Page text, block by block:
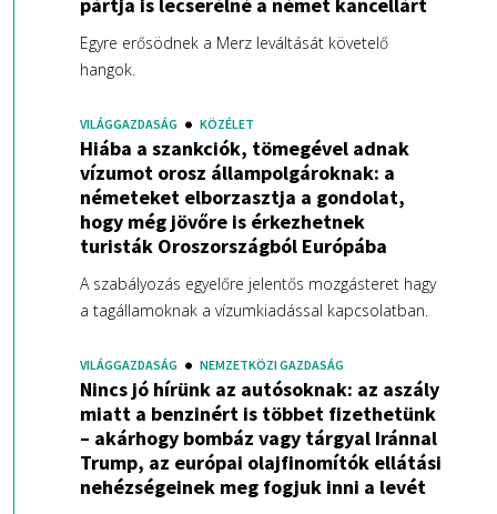
pártja is lecserélné a német kancellárt
Egyre erősödnek a Merz leváltását követelő
hangok.
VILÁGGAZDASÁG KÖZÉLET
Hiába a szankciók, tömegével adnak
vízumot orosz állampolgároknak: a
németeket elborzasztja a gondolat,
hogy még jövőre is érkezhetnek
turisták Oroszországból Európába
A szabályozás egyelőre jelentős mozgásteret hagy
a tagállamoknak a vízumkiadással kapcsolatban.
VILÁGGAZDASÁG NEMZETKÖZI GAZDASÁG
Nincs jó hírünk az autósoknak: az aszály
miatt a benzinért is többet fizethetünk
– akárhogy bombáz vagy tárgyal Iránnal
Trump, az európai olajfinomítók ellátási
nehézségeinek meg fogjuk inni a levét